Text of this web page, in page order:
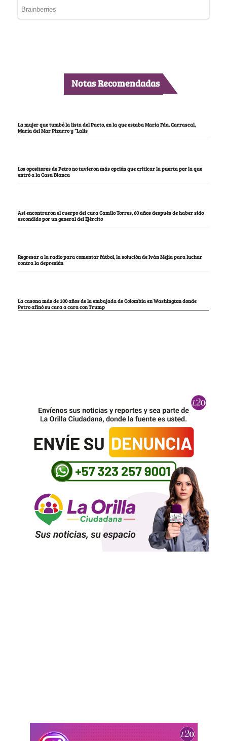
Notas Recomendadas
La mujer que tumbó la lista del Pacto, en la que estaba María Fda. Carrascal,
María del Mar Pizarro y “Lalis
Los opositores de Petro no tuvieron más opción que criticar la puerta por la que
entró a la Casa Blanca
Así encontraron el cuerpo del cura Camilo Torres, 60 años después de haber sido
escondido por un general del Ejército
Regresar a la radio para comentar fútbol, la solución de Iván Mejía para luchar
contra la depresión
La casona más de 100 años de la embajada de Colombia en Washington donde
Petro afinó su cara a cara con Trump